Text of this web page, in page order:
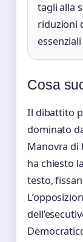
tagli alla
riduzioni
Cosa
Il dibattito
dominato
Manovra di
ha chiesto
testo,